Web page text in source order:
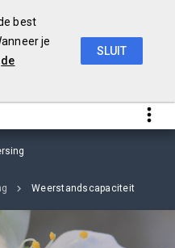
Weerstandscapaciteit
best
je
de
SLUIT